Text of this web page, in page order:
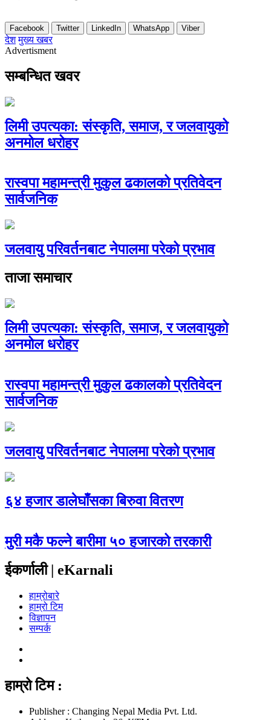
Facebook Twitter LinkedIn WhatsApp Viber
देश मुख्य खबर
Advertisment
सम्बन्धित खवर
लिमी उपत्यका: संस्कृति, समाज, र जलवायुको
अनमोल धरोहर
रास्वपा महामन्त्री मुकुल ढकालको प्रतिवेदन
सार्वजनिक
जलवायु परिवर्तनबाट नेपालमा परेको प्रभाव
ताजा समाचार
लिमी उपत्यका: संस्कृति, समाज, र जलवायुको
अनमोल धरोहर
रास्वपा महामन्त्री मुकुल ढकालको प्रतिवेदन
सार्वजनिक
जलवायु परिवर्तनबाट नेपालमा परेको प्रभाव
६४ हजार डालेघाँसका बिरुवा वितरण
मुरी मकै फल्ने बारीमा ५० हजारको तरकारी
ईकर्णाली | eKarnali
हाम्रोबारे
हाम्रो टिम
विज्ञापन
सम्पर्क
हाम्रो टिम :
Publisher : Changing Nepal Media Pvt. Ltd.